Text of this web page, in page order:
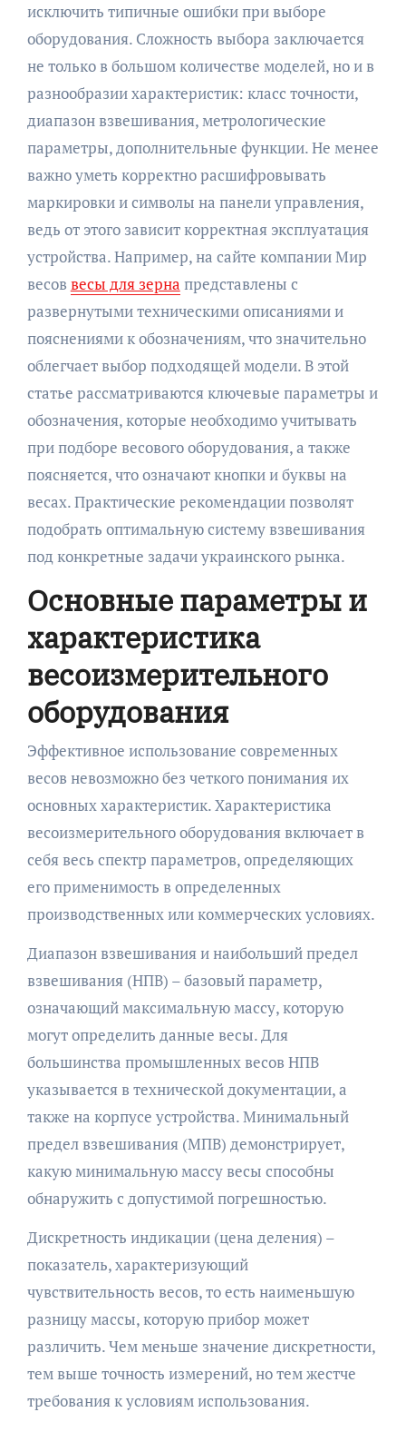
исключить типичные ошибки при выборе
оборудования. Сложность выбора заключается
не только в большом количестве моделей, но и в
разнообразии характеристик: класс точности,
диапазон взвешивания, метрологические
параметры, дополнительные функции. Не менее
важно уметь корректно расшифровывать
маркировки и символы на панели управления,
ведь от этого зависит корректная эксплуатация
устройства. Например, на сайте компании Мир
весов весы для зерна представлены с
развернутыми техническими описаниями и
пояснениями к обозначениям, что значительно
облегчает выбор подходящей модели. В этой
статье рассматриваются ключевые параметры и
обозначения, которые необходимо учитывать
при подборе весового оборудования, а также
поясняется, что означают кнопки и буквы на
весах. Практические рекомендации позволят
подобрать оптимальную систему взвешивания
под конкретные задачи украинского рынка.
Основные параметры и
характеристика
весоизмерительного
оборудования
Эффективное использование современных
весов невозможно без четкого понимания их
основных характеристик. Характеристика
весоизмерительного оборудования включает в
себя весь спектр параметров, определяющих
его применимость в определенных
производственных или коммерческих условиях.
Диапазон взвешивания и наибольший предел
взвешивания (НПВ) – базовый параметр,
означающий максимальную массу, которую
могут определить данные весы. Для
большинства промышленных весов НПВ
указывается в технической документации, а
также на корпусе устройства. Минимальный
предел взвешивания (МПВ) демонстрирует,
какую минимальную массу весы способны
обнаружить с допустимой погрешностью.
Дискретность индикации (цена деления) –
показатель, характеризующий
чувствительность весов, то есть наименьшую
разницу массы, которую прибор может
различить. Чем меньше значение дискретности,
тем выше точность измерений, но тем жестче
требования к условиям использования.